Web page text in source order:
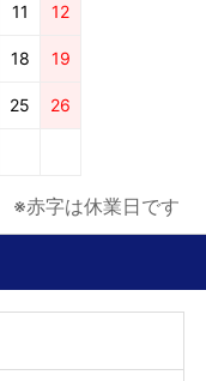
11 12
18 19
25 26
※赤字は休業日です